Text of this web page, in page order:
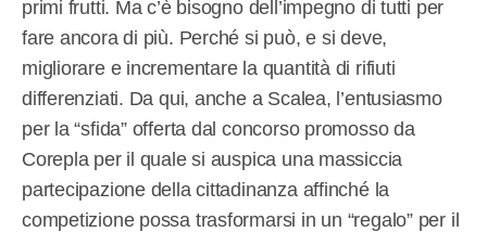
primi frutti. Ma c’è bisogno dell’impegno di tutti per
fare ancora di più. Perché si può, e si deve,
migliorare e incrementare la quantità di rifiuti
differenziati. Da qui, anche a Scalea, l’entusiasmo
per la “sfida” offerta dal concorso promosso da
Corepla per il quale si auspica una massiccia
partecipazione della cittadinanza affinché la
competizione possa trasformarsi in un “regalo” per il